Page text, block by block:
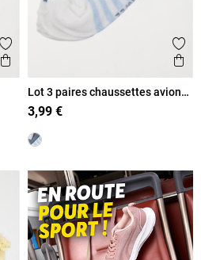
Ajouter aux favoris
Aperçu rapide
Lot 3 paires chaussettes avion
garçon
3,99 €